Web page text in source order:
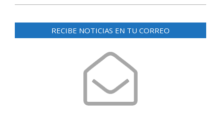
RECIBE NOTICIAS EN TU CORREO